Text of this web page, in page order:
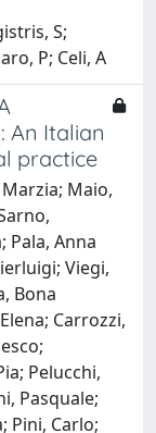
S;
P; Celi, A
An Italian
practice
Maio,
Pala, Anna
Viegi,
Bona
Carrozzi,
Pelucchi,
Pasquale;
Pini, Carlo;